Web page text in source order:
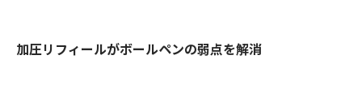
加圧リフィールがボールペンの弱点を解消